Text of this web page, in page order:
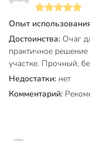
80х80х50 см, с
нашем интернет-
бесплатным
Техническая
Толщина, мм
Опыт
Достоинства: Очаг
практичное
участке. Прочный,
Недостатки: нет
Комментарий: